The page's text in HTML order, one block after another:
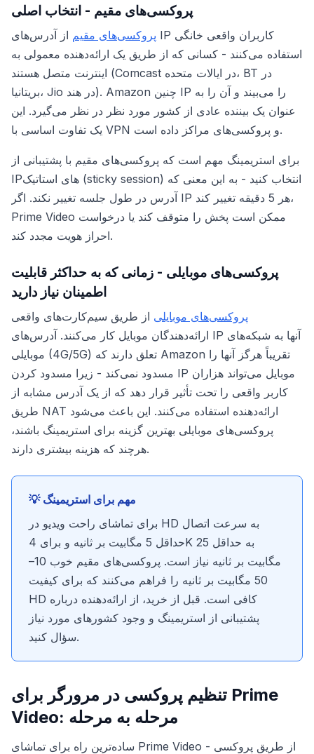
پروکسی‌های مقیم - انتخاب اصلی
پروکسی‌های مقیم از آدرس‌های IP کاربران واقعی خانگی
استفاده می‌کنند - کسانی که از طریق یک ارائه‌دهنده معمولی به
اینترنت متصل هستند (Comcast در ایالات متحده، BT در
بریتانیا، Jio در هند). Amazon چنین IP را می‌بیند و آن را به
عنوان یک بیننده عادی از کشور مورد نظر در نظر می‌گیرد. این
یک تفاوت اساسی با VPN و پروکسی‌های مراکز داده است.
برای استریمینگ مهم است که پروکسی‌های مقیم با پشتیبانی از
IP‌های استاتیک (sticky session) انتخاب کنید - به این معنی که
آدرس در طول جلسه تغییر نکند. اگر IP هر 5 دقیقه تغییر کند،
Prime Video ممکن است پخش را متوقف کند یا درخواست
احراز هویت مجدد کند.
پروکسی‌های موبایلی - زمانی که به حداکثر قابلیت
اطمینان نیاز دارید
پروکسی‌های موبایلی از طریق سیم‌کارت‌های واقعی
ارائه‌دهندگان موبایل کار می‌کنند. آدرس‌های IP آنها به شبکه‌های
موبایلی (4G/5G) تعلق دارند که Amazon تقریباً هرگز آنها را
مسدود نمی‌کند - زیرا مسدود کردن IP موبایل می‌تواند هزاران
کاربر واقعی را تحت تأثیر قرار دهد که از یک آدرس مشابه از
طریق NAT ارائه‌دهنده استفاده می‌کنند. این باعث می‌شود
پروکسی‌های موبایلی بهترین گزینه برای استریمینگ باشند،
هرچند که هزینه بیشتری دارند.
💡 مهم برای استریمینگ
برای تماشای راحت ویدیو در HD به سرعت اتصال
حداقل 5 مگابیت بر ثانیه و برای 4K به حداقل 25
مگابیت بر ثانیه نیاز است. پروکسی‌های مقیم خوب 10–
50 مگابیت بر ثانیه را فراهم می‌کنند که برای کیفیت
HD کافی است. قبل از خرید، از ارائه‌دهنده درباره
پشتیبانی از استریمینگ و وجود کشورهای مورد نیاز
سؤال کنید.
تنظیم پروکسی در مرورگر برای Prime
Video: مرحله به مرحله
ساده‌ترین راه برای تماشای Prime Video از طریق پروکسی -